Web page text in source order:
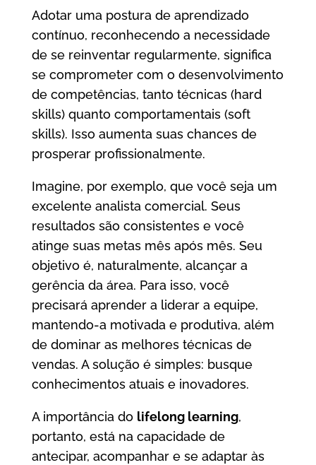
Adotar uma postura de aprendizado
contínuo, reconhecendo a necessidade
de se reinventar regularmente, significa
se comprometer com o desenvolvimento
de competências, tanto técnicas (hard
skills) quanto comportamentais (soft
skills). Isso aumenta suas chances de
prosperar profissionalmente.
Imagine, por exemplo, que você seja um
excelente analista comercial. Seus
resultados são consistentes e você
atinge suas metas mês após mês. Seu
objetivo é, naturalmente, alcançar a
gerência da área. Para isso, você
precisará aprender a liderar a equipe,
mantendo-a motivada e produtiva, além
de dominar as melhores técnicas de
vendas. A solução é simples: busque
conhecimentos atuais e inovadores.
A importância do lifelong learning,
portanto, está na capacidade de
antecipar, acompanhar e se adaptar às